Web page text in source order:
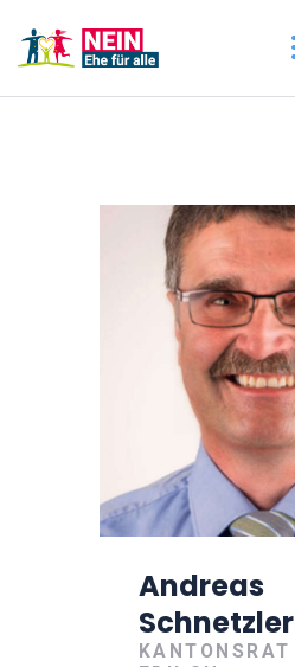
DARUM GEHT ES
ÜBER UNS
DOWNLOADS
Andreas
Schnetzler
KANTONSRAT